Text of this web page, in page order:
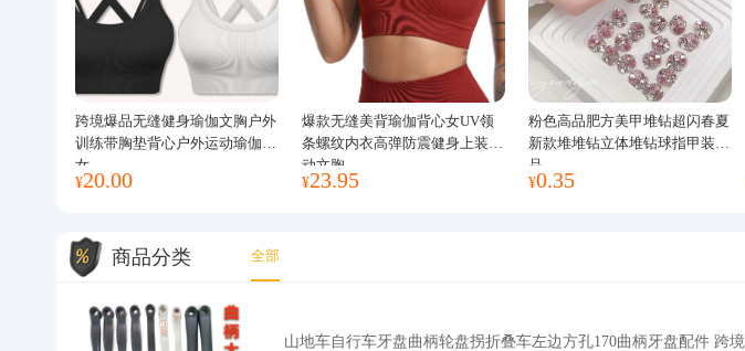
跨境爆品无缝健身瑜伽文胸户外
训练带胸垫背心户外运动瑜伽服
女
¥20.00
爆款无缝美背瑜伽背心女UV领
条螺纹内衣高弹防震健身上装运
动文胸
¥23.95
粉色高品肥方美甲堆钻超闪春夏
新款堆堆钻立体堆钻球指甲装饰
品
¥0.35
商品分类 全部
山地车自行车牙盘曲柄轮盘拐折叠车左边方孔170曲柄牙盘配件 跨境